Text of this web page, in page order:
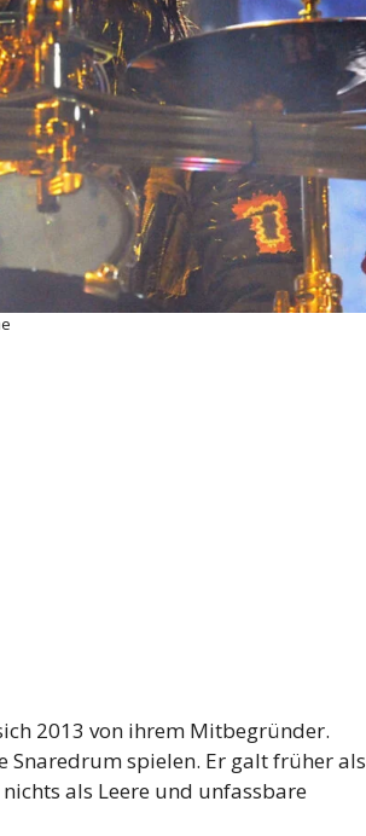
2013 von ihrem Mitbegründer.
Snaredrum spielen. Er galt früher als
als Leere und unfassbare